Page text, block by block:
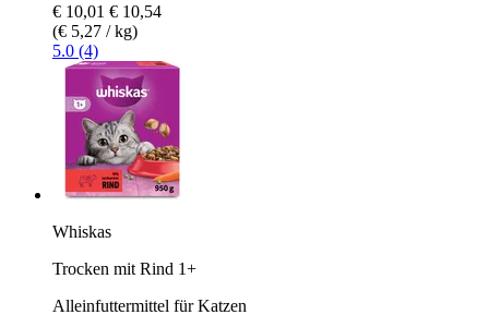
€ 10,01 € 10,54
(€ 5,27 / kg)
5.0 (4)
Whiskas
Trocken mit Rind 1+
Alleinfuttermittel für Katzen